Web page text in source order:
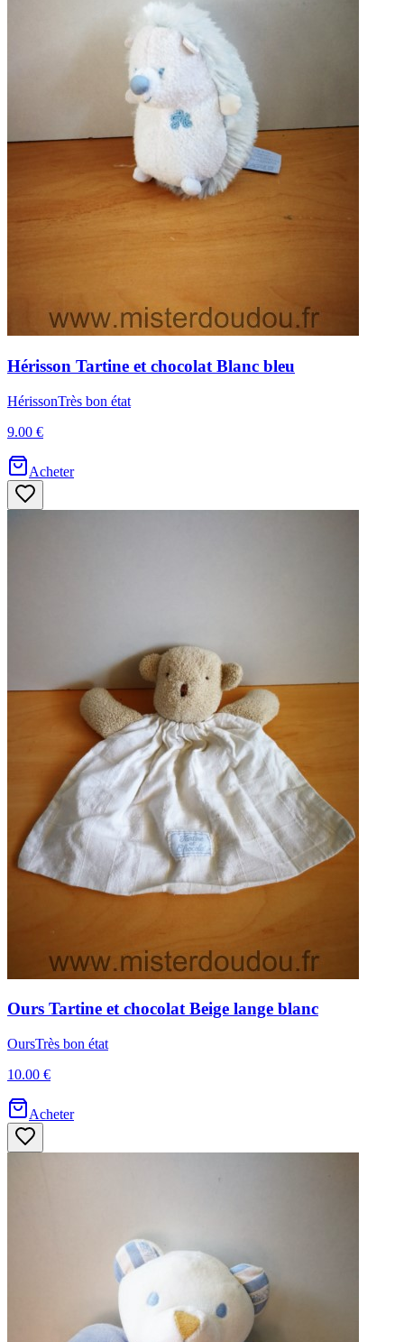
Hérisson Tartine et chocolat Blanc bleu
HérissonTrès bon état
9.00 €
Acheter
Ours Tartine et chocolat Beige lange blanc
OursTrès bon état
10.00 €
Acheter